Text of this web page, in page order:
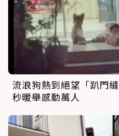
流浪狗熱到絕望「趴門
秒暖舉感動萬人